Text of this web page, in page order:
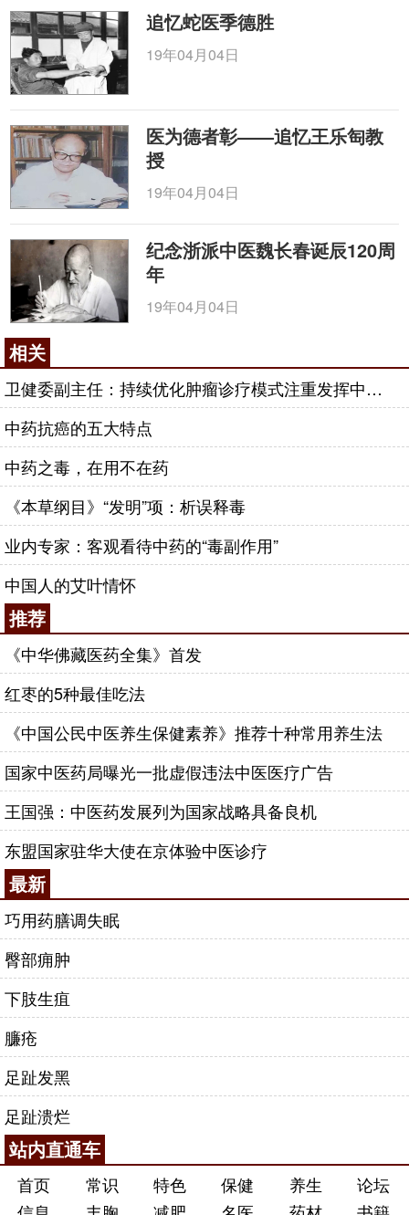
追忆蛇医季德胜
19年04月04日
医为德者彰——追忆王乐匋教
授
19年04月04日
纪念浙派中医魏长春诞辰120周
年
19年04月04日
相关
卫健委副主任：持续优化肿瘤诊疗模式注重发挥中医药作用
中药抗癌的五大特点
中药之毒，在用不在药
《本草纲目》“发明”项：析误释毒
业内专家：客观看待中药的“毒副作用”
中国人的艾叶情怀
推荐
《中华佛藏医药全集》首发
红枣的5种最佳吃法
《中国公民中医养生保健素养》推荐十种常用养生法
国家中医药局曝光一批虚假违法中医医疗广告
王国强：中医药发展列为国家战略具备良机
东盟国家驻华大使在京体验中医诊疗
最新
巧用药膳调失眠
臀部痈肿
下肢生疽
臁疮
足趾发黑
足趾溃烂
站内直通车
首页 常识 特色 保健 养生
论坛